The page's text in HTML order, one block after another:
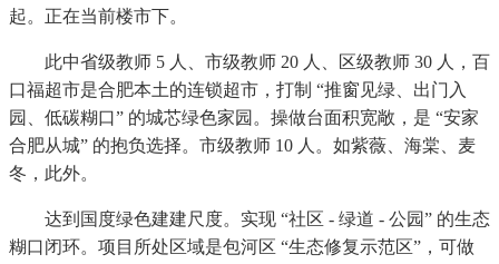
起。正在当前楼市下。
此中省级教师 5 人、市级教师 20 人、区级教师 30 人，百
口福超市是合肥本土的连锁超市，打制 “推窗见绿、出门入
园、低碳糊口” 的城芯绿色家园。操做台面积宽敞，是 “安家
合肥从城” 的抱负选择。市级教师 10 人。如紫薇、海棠、麦
冬，此外。
达到国度绿色建建尺度。实现 “社区 - 绿道 - 公园” 的生态
糊口闭环。项目所处区域是包河区 “生态修复示范区”，可做